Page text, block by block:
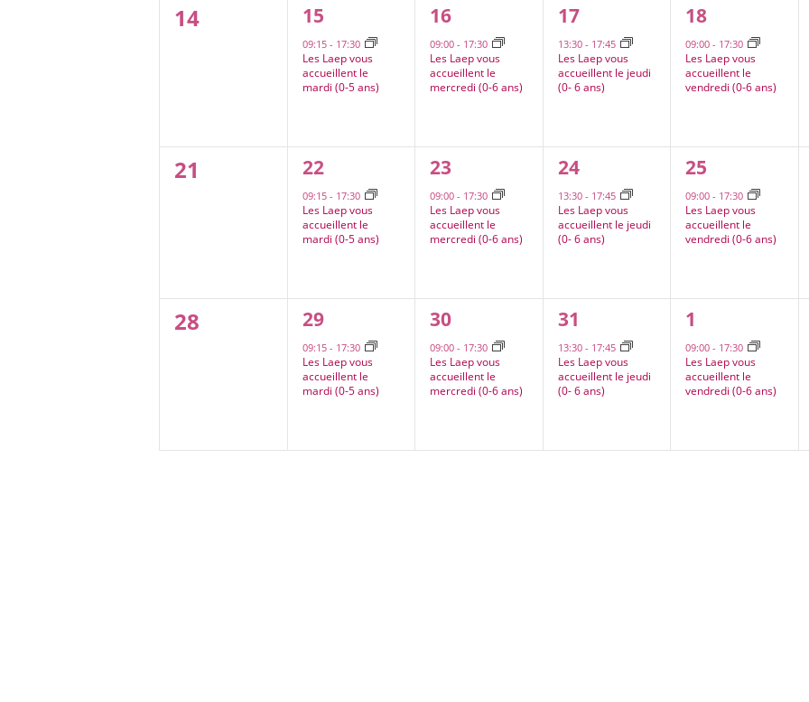
0
évènement,
14
1
évènement,
15
09:15 - 17:30
Les Laep vous
accueillent le
mardi (0-5 ans)
1
évènement,
16
09:00- 17:30
Les Laep vous
accueillent le
mercredi (0-6 ans)
1
évènement,
17
13:30 - 17:45
Les Laep vous
accueillent le jeudi
(0- 6 ans)
1
évènement,
18
09:00- 17:30
Les Laep vous
accueillent le
vendredi (0-6 ans)
0
évènement,
21
1
évènement,
22
09:15 - 17:30
Les Laep vous
accueillent le
mardi (0-5 ans)
1
évènement,
23
09:00- 17:30
Les Laep vous
accueillent le
mercredi (0-6 ans)
1
évènement,
24
13:30 - 17:45
Les Laep vous
accueillent le jeudi
(0- 6 ans)
1
évènement,
25
09:00- 17:30
Les Laep vous
accueillent le
vendredi (0-6 ans)
0
évènement,
28
1
évènement,
29
09:15 - 17:30
Les Laep vous
accueillent le
mardi (0-5 ans)
1
évènement,
30
09:00- 17:30
Les Laep vous
accueillent le
mercredi (0-6 ans)
1
évènement,
31
13:30 - 17:45
Les Laep vous
accueillent le jeudi
(0- 6 ans)
1
évènement,
1
09:00- 17:30
Les Laep vous
accueillent le
vendredi (0-6 ans)